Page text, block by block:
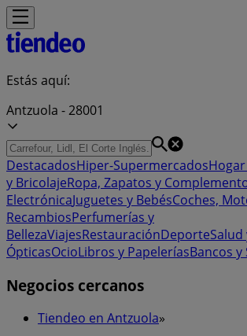
Estás aquí:
Antzuola - 28001
DestacadosHiper-Supermercados
y BricolajeRopa, Zapatos y
ElectrónicaJuguetes y BebésCoches,
RecambiosPerfumerías y
BellezaViajesRestauraciónDeporteSalud
ÓpticasOcioLibros y PapeleríasBancos y
Negocios cercanos
Tiendeo en Antzuola»